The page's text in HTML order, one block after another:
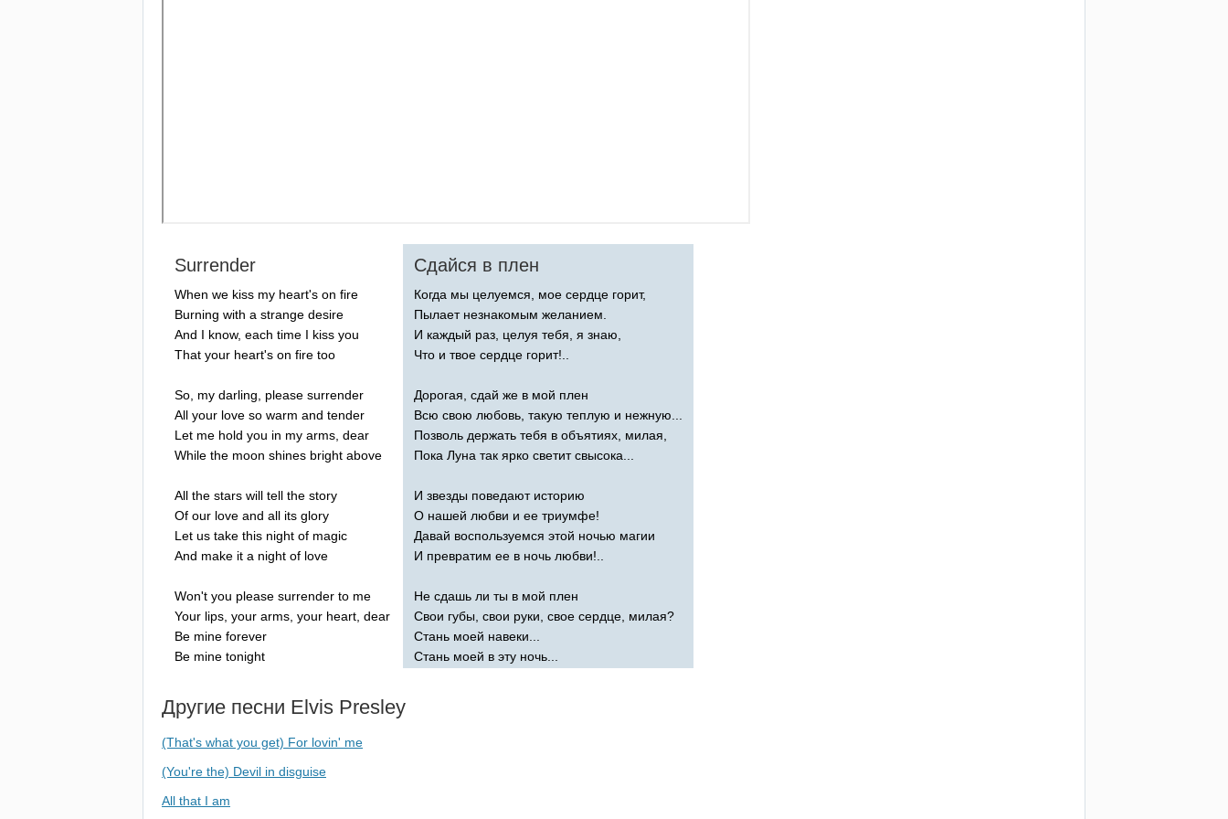
Surrender
When we kiss my heart's on fire
Burning with a strange desire
And I know, each time I kiss you
That your heart's on fire too
So my darling please surrender
All your love so warm and tender
Let me hold you in my arms dear
While the moon shines bright above
All the stars will tell the story
Of our love and all its glory
Let us take this night of magic
And make it a night of love
Won't you please surrender to me
Your lips your arms your heart dear
Be mine forever
Be mine tonight
Сдайся в плен
Когда мы целуемся, мое сердце горит,
Пылает незнакомым желанием.
И каждый раз, целуя тебя, я знаю,
Что и твое сердце горит!..
Дорогая, сдай же в мой плен
Всю свою любовь, такую теплую и нежную...
Позволь держать тебя в объятиях, милая,
Пока Луна так ярко светит свысока...
И звезды поведают историю
О нашей любви и ее триумфе!
Давай воспользуемся этой ночью магии
И превратим ее в ночь любви!..
Не сдашь ли ты в мой плен
Свои губы, свои руки, свое сердце, милая?
Стань моей навеки...
Стань моей в эту ночь...
Другие песни Elvis Presley
(That's what you get) For lovin' me
(You're the) Devil in disguise
All that I am